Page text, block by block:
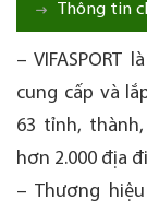
Thông tin
–
cung cấp và
63 tỉnh,
hơn 2.000 địa
– Thương